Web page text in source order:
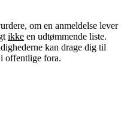
om en anmeldelse lever
ikke en udtømmende liste.
kan drage dig til
offentlige fora.